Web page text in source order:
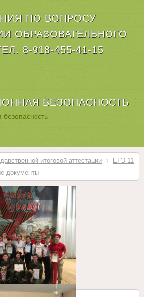
ПО ВОПРОСУ
ОБРАЗОВАТЕЛЬНОГО
8-918-455-41-15
БЕЗОПАСНОСТЬ
итоговой аттестации
ЕГЭ 11
документы